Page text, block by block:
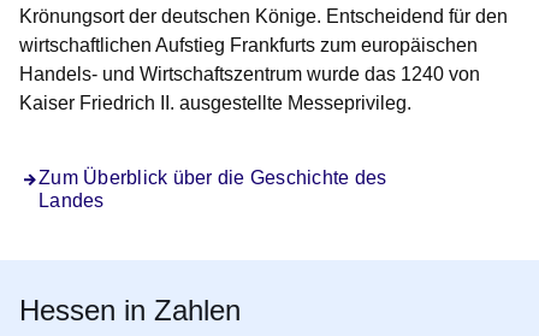
Krönungsort der deutschen Könige. Entscheidend für den
wirtschaftlichen Aufstieg Frankfurts zum europäischen
Handels- und Wirtschaftszentrum wurde das 1240 von
Kaiser Friedrich II. ausgestellte Messeprivileg.
Zum Überblick über die Geschichte des
Landes
Hessen in Zahlen